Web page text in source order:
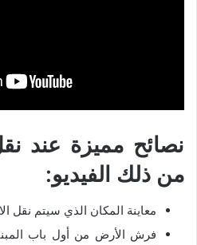
نصائح مميزة عند
من ذلك الفيديو:
معاينة المكان الذي سيتم نقل
فرش الأرض من أول باب